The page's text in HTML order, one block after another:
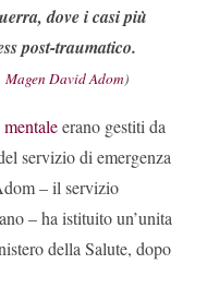
dove i casi più
post-traumatico.
David Adom)
mentaleerano gestiti da
servizio di emergenza
– il servizio
– ha istituito un’unita
della Salute, dopo